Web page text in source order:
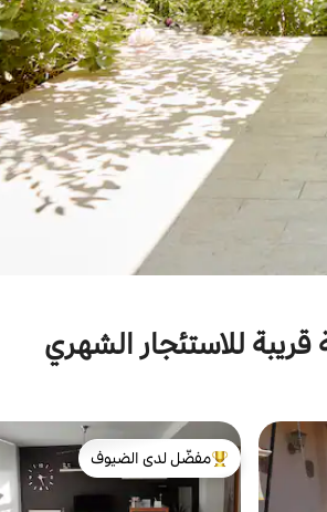
قريبة للاستئجار الشهري
من أبرز البيوت المفضّلة لدى الضيوف
مفضّل لدى الضيوف